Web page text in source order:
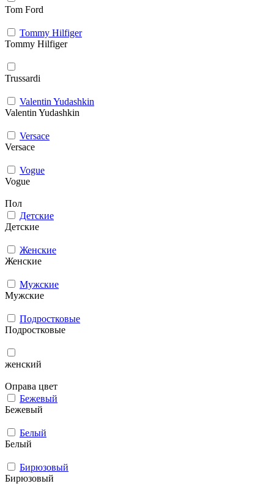
Tom Ford
Tommy Hilfiger
Tommy Hilfiger
Trussardi
Valentin Yudashkin
Valentin Yudashkin
Versace
Versace
Vogue
Vogue
Пол
Детские
Детские
Женские
Женские
Мужcкие
Мужcкие
Подростковые
Подростковые
женский
Оправа цвет
Бежевый
Бежевый
Белый
Белый
Бирюзовый
Бирюзовый